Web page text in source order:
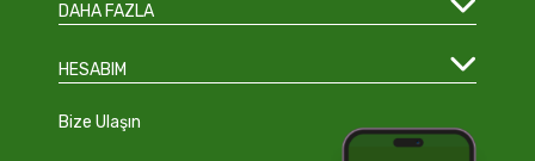
DAHA FAZLA
HESABIM
Bize Ulaşın